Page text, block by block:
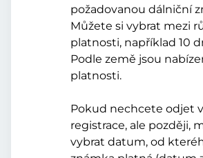
požadovanou dálniční
Můžete si vybrat mezi
platnosti, například 10
Podle země jsou
platnosti.
Pokud nechcete odjet
registrace, ale později,
vybrat datum, od